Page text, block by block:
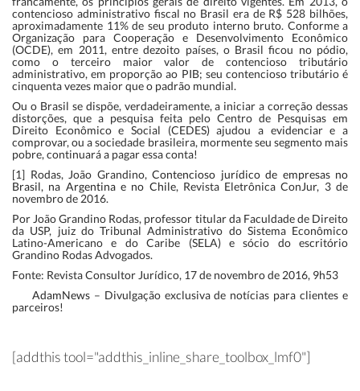
contencioso administrativo fiscal no Brasil era de R$ 528 bilhões,
aproximadamente 11% de seu produto interno bruto. Conforme a
Organização para Cooperação e Desenvolvimento Econômico
(OCDE), em 2011, entre dezoito países, o Brasil ficou no pódio,
como o terceiro maior valor de contencioso tributário
administrativo, em proporção ao PIB; seu contencioso tributário é
cinquenta vezes maior que o padrão mundial.
Ou o Brasil se dispõe, verdadeiramente, a iniciar a correção dessas
distorções, que a pesquisa feita pelo Centro de Pesquisas em
Direito Econômico e Social (CEDES) ajudou a evidenciar e a
comprovar, ou a sociedade brasileira, mormente seu segmento mais
pobre, continuará a pagar essa conta!
[1] Rodas, João Grandino, Contencioso jurídico de empresas no
Brasil, na Argentina e no Chile, Revista Eletrônica ConJur, 3 de
novembro de 2016.
Por João Grandino Rodas, professor titular da Faculdade de Direito
da USP, juiz do Tribunal Administrativo do Sistema Econômico
Latino-Americano e do Caribe (SELA) e sócio do escritório
Grandino Rodas Advogados.
Fonte: Revista Consultor Jurídico, 17 de novembro de 2016, 9h53
AdamNews– Divulgação exclusiva de notícias para clientes e
parceiros!
[addthis tool="addthis_inline_share_toolbox_lmf0"]